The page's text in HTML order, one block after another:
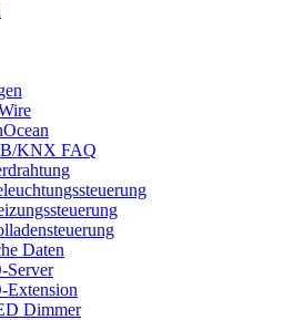
KNX FAQ
Daten
Server
Extension
Dimmer